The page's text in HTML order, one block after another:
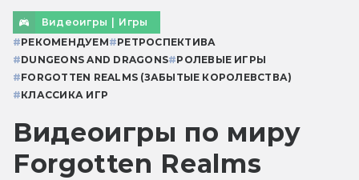
Видеоигры | Игры
#РЕКОМЕНДУЕМ#РЕТРОСПЕКТИВА
#DUNGEONS AND DRAGONS#РОЛЕВЫЕ ИГРЫ
#FORGOTTEN REALMS (ЗАБЫТЫЕ КОРОЛЕВСТВА)
#КЛАССИКА ИГР
Видеоигры по миру
Forgotten Realms